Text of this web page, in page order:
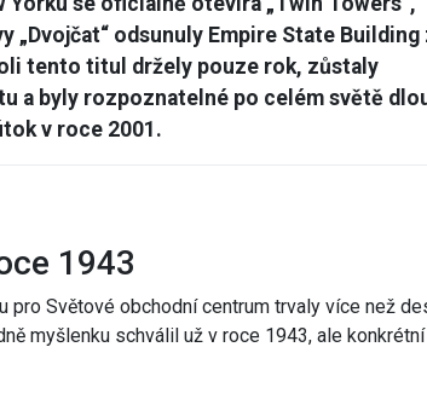
„Dvojčat“ odsunuly Empire State Building
tento titul držely pouze rok, zůstaly
a byly rozpoznatelné po celém světě
v roce 2001.
1943
pro Světové obchodní centrum trvaly více než
myšlenku schválil už v roce 1943, ale